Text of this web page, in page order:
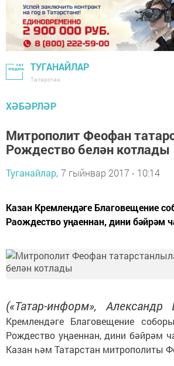
ТУГАНАЙЛАР
Татарстан
ХӘБӘРЛӘР
Митрополит Феофан
Рождество белән котлады
Туганайлар, 7 гыйнвар 2017 - 10:14
Казан Кремлендәге Благовещение
Раождество уңаеннан, дини бәйрәм
(«Татар-информ», Александр
Кремлендәге Благовещение
Рождество уңаеннан, дини бәйрәм
Казан һәм Татарстан митрополиты